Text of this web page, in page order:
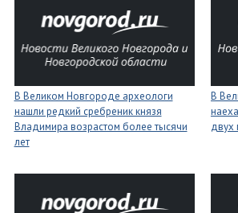
В Великом Новгороде археологи
нашли редкий сребреник князя
Владимира возрастом более тысячи
лет
В
двух